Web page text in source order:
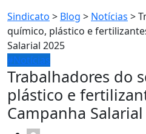
Sindicato > Blog > Notícias >
químico, plástico e
Salarial 2025
#Notícias
Trabalhadores do
plástico e
Campanha Salarial